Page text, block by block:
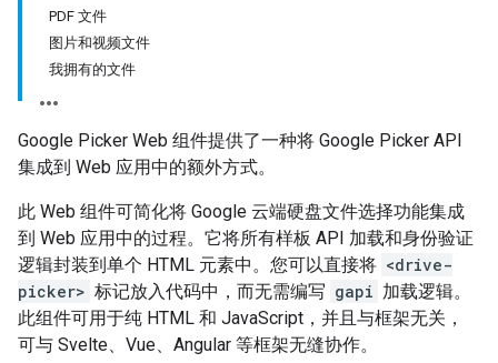
PDF 文件
图片和视频文件
我拥有的文件
Google Picker Web 组件提供了一种将 Google Picker API
集成到 Web 应用中的额外方式。
此 Web 组件可简化将 Google 云端硬盘文件选择功能集成
到 Web 应用中的过程。它将所有样板 API 加载和身份验证
逻辑封装到单个 HTML 元素中。您可以直接将 <drive-
picker> 标记放入代码中，而无需编写 gapi 加载逻辑。
此组件可用于纯 HTML 和 JavaScript，并且与框架无关，
可与 Svelte、Vue、Angular 等框架无缝协作。